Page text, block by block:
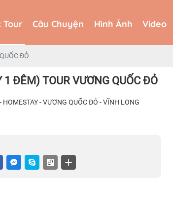
Tour Câu Chuyện Hình Ảnh Video
Tour Câu Chuyện Hình Ảnh Video
ĐỎ
1 ĐÊM) TOUR VƯƠNG QUỐC ĐỎ
HOMESTAY - VƯƠNG QUỐC ĐỎ - VĨNH LONG